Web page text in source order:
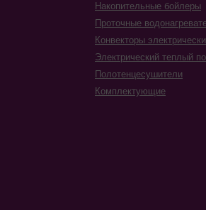
Накопительные бойлеры
Проточные
Конвекторы
Электрический теплый
Полотенцесушители
Комплектующие